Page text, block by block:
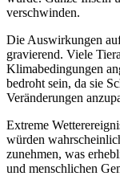
verschwinden.
Die Auswirkungen
gravierend. Viele
Klimabedingungen
bedroht sein, da sie
Veränderungen
Extreme
würden
zunehmen, was
und menschlichen